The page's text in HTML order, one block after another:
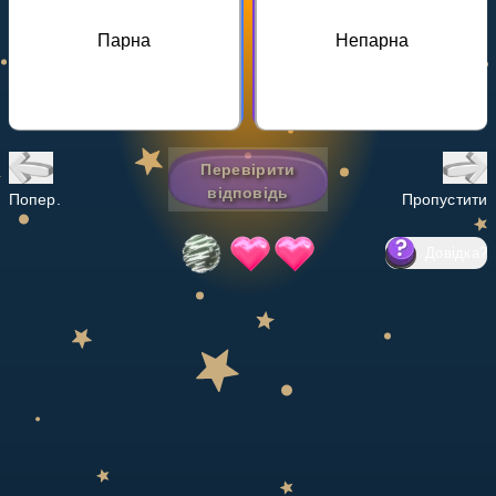
НАВЧАЛЬНИЙ ПЛАН
Парна Непарна
Попер.
Перевірити
відповідь
Пропустити
?